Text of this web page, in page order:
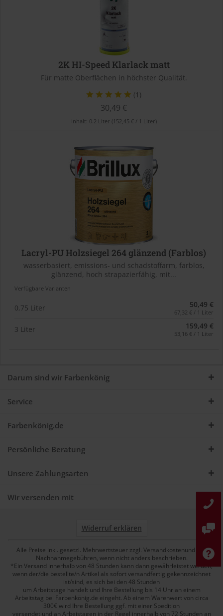
2K HI-Speed Klarlack matt
Für matte Oberflächen in höchster Qualität.
(1)
30,49 €
Inhalt: 0.2 Liter (152,45 € / 1 Liter)
Lacryl-PU Holzsiegel 264 glänzend (Farblos)
wasserbasiert, emissions- und schadstoffarm, farblos,
glänzend, hoch strapazierfähig, mit...
Verfügbare Varianten
0,75 Liter 50,49 €
67,32 € / 1 Liter
3 Liter 159,49 €
53,16 € / 1 Liter
Darum sind wir Farbenkönig
Service
Farbenkönig.de
Persönliche Beratung
Unsere Zahlungsarten
Wir versenden mit
Widerruf erklären
Alle Preise inkl. gesetzl. Mehrwertsteuer zzgl. Versandkostenund ggf.
Nachnahmegebühren, wenn nicht anders beschrieben.
*Ein Versand innerhalb von 48 Stunden kann dann gewährleistet werden,
wenn der/die bestellte/n Artikel als sofort versandfertig gekennzeichnet
ist/sind, es sich bei den 48 Stunden
um Arbeitstage handelt und Ihre Bestellung bis 14 Uhr an einem
Arbeitstag bei Farbenkönig.de eingeht. Ab einem Warenwert von circa
300€ wird Ihre Bestellung ggf. mit einer Spedition
versendet und an Arbeistagen in der Regel innerhalb von 72 Stunden an